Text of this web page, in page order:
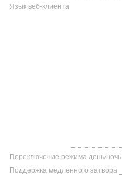
Язык веб-клиента
Переключение режима день/ночь
Поддержка медленного затвора